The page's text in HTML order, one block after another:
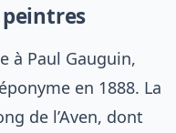
à Paul Gauguin,
en 1888. La
de l’Aven, dont